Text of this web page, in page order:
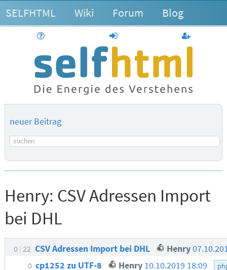
SELFHTML Wiki Forum Blog
anmelden
neuer Beitrag
Suchbegriff
Henry: CSV Adressen Import
bei DHL
0 22 CSV Adressen Import bei DHL Henry
0 cp1252 zu UTF-8 Henry 10.10.2019 18:09